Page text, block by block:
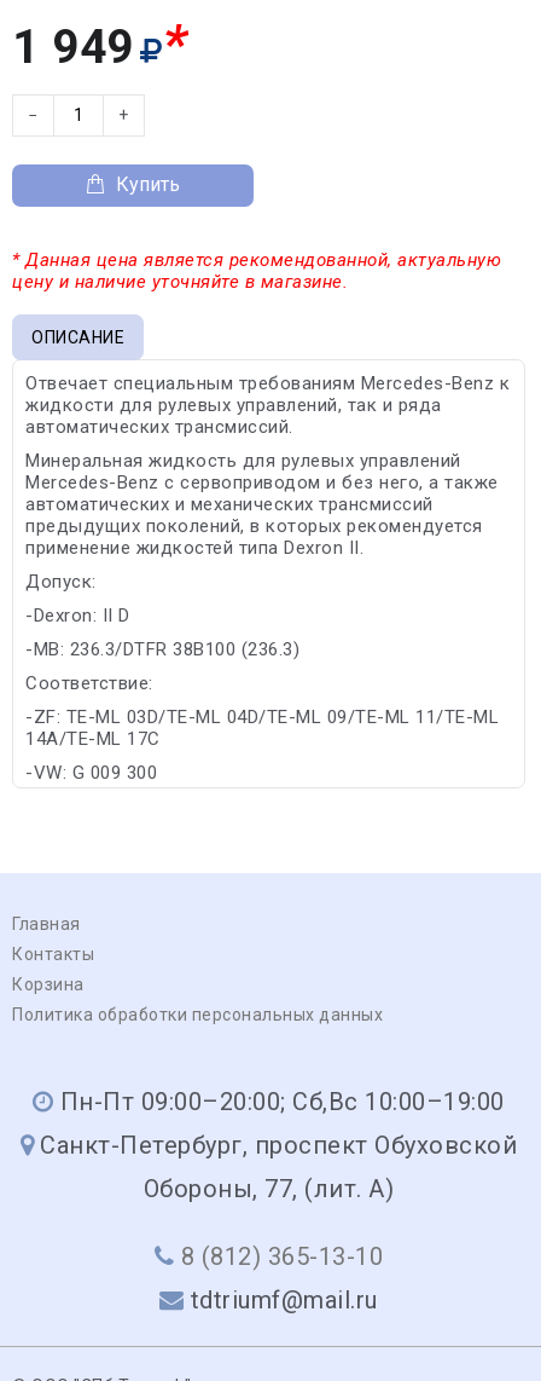
1 949 *
− +
Купить
* Данная цена является рекомендованной, актуальную
цену и наличие уточняйте в магазине.
ОПИСАНИЕ
Отвечает специальным требованиям Mercedes-Benz к
жидкости для рулевых управлений, так и ряда
автоматических трансмиссий.
Минеральная жидкость для рулевых управлений
Mercedes-Benz с сервоприводом и без него, а также
автоматических и механических трансмиссий
предыдущих поколений, в которых рекомендуется
применение жидкостей типа Dexron II.
Допуск:
-Dexron: II D
-MB: 236.3/DTFR 38B100 (236.3)
Соответствие:
-ZF: TE-ML 03D/TE-ML 04D/TE-ML 09/TE-ML 11/TE-ML
14A/TE-ML 17C
-VW: G 009 300
Главная
Контакты
Корзина
Политика обработки персональных данных
Пн-Пт 09:00–20:00; Сб,Вс 10:00–19:00
Санкт-Петербург, проспект Обуховской
Обороны, 77, (лит. А)
8 (812) 365-13-10
tdtriumf@mail.ru